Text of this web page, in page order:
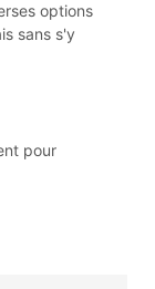
options
sans s'y
pour